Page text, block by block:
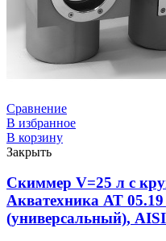
Сравнение
В избранное
В корзину
Закрыть
Скиммер V=25 л с
Акватехника АТ
(универсальный),